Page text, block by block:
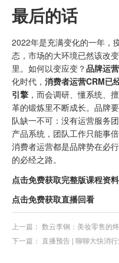
最后的话
2022年是充满变化的一年，
态，市场的大环境已然该改
里。如何以变应变？品牌运
化时代， 消费者运营CRM已
引擎 ，而会调研、懂系统、
革的锻炼里不断成长。品牌
队缺一不可：没有运营服务
产品系统，团队工作只能事
消费者运营都是品牌势在必
的必经之路。
点击免费获取完整版课程资料
点击免费获取直播回看
上一篇： 数云李钢：美妆零售的
下一篇： 直播预告 | 聊聊大快消